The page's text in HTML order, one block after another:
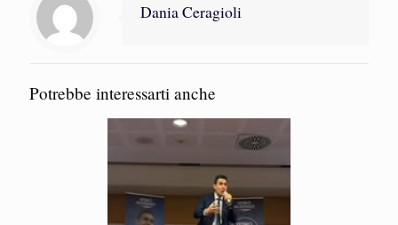
Dania Ceragioli
Potrebbe interessarti anche